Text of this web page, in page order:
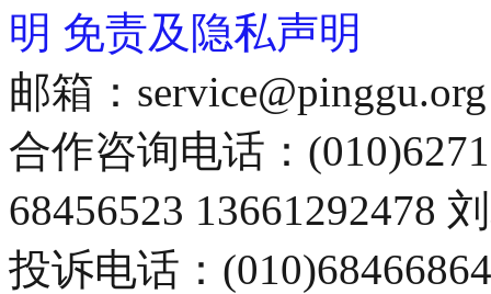
明 免责及隐私声明
邮箱：service@pinggu.org
合作咨询电话：
68456523 13661292478
投诉电话：